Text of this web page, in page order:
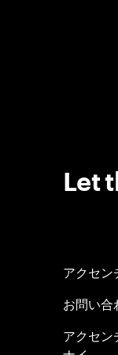
Let
アクセン
お問い合
アクセン